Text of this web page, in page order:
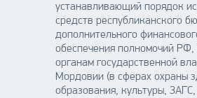
устанавливающий порядок
средств республиканского
дополнительного
обеспечения полномочий
органам государственной
Мордовии (в сферах охраны
образования, культуры,